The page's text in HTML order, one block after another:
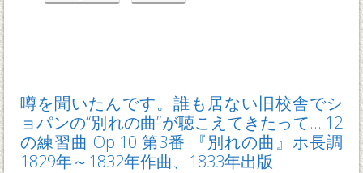
噂を聞いたんです。誰も居ない旧校舎でシ
ョパンの“別れの曲”が聴こえてきたって… 12
の練習曲 Op.10 第3番 『別れの曲』ホ長調
1829年～1832年作曲、1833年出版